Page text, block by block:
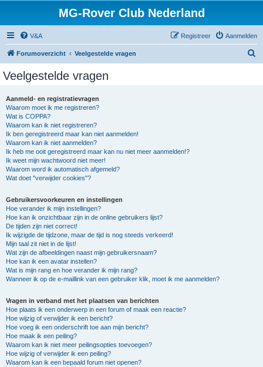
MG-Rover Club Nederland
V&A Aanmelden
Registreer
Forumoverzicht Veelgestelde vragen
Veelgestelde vragen
Aanmeld- en registratievragen
Waarom moet ik me registreren?
Wat is COPPA?
Waarom kan ik niet registreren?
Ik ben geregistreerd maar kan niet aanmelden!
Waarom kan ik niet aanmelden?
Ik heb me ooit geregistreerd maar kan nu niet meer aanmelden!?
Ik weet mijn wachtwoord niet meer!
Waarom word ik automatisch afgemeld?
Wat doet "verwijder cookies"?
Gebruikersvoorkeuren en instellingen
Hoe verander ik mijn instellingen?
Hoe kan ik onzichtbaar zijn in de online gebruikers lijst?
De tijden zijn niet correct!
Ik wijzigde de tijdzone, maar de tijd is nog steeds verkeerd!
Mijn taal zit niet in de lijst!
Wat zijn de afbeeldingen naast mijn gebruikersnaam?
Hoe kan ik een avatar instellen?
Wat is mijn rang en hoe verander ik mijn rang?
Wanneer ik op de e-maillink van een gebruiker klik, moet ik me aanmelden?
Vragen in verband met het plaatsen van berichten
Hoe plaats ik een onderwerp in een forum of maak een reactie?
Hoe wijzig of verwijder ik een bericht?
Hoe voeg ik een onderschrift toe aan mijn bericht?
Hoe maak ik een peiling?
Waarom kan ik niet meer peilingsopties toevoegen?
Hoe wijzig of verwijder ik een peiling?
Waarom kan ik een bepaald forum niet openen?